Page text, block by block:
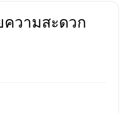
ความสะดวก